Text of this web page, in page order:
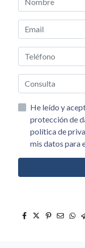
He leído y acepto la información básica
protección de datos asi como el
política de privacidad y acepto el
mis datos para